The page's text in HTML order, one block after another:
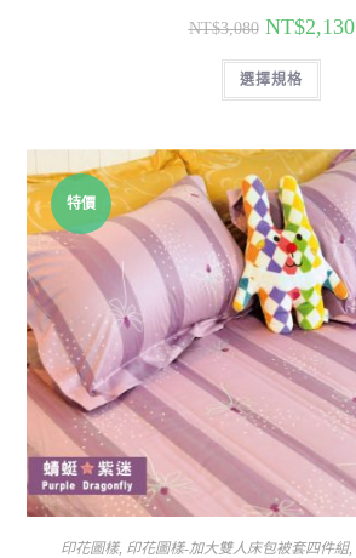
NT$3,080 NT$2,130
選擇規格
特價
印花圖樣, 印花圖樣-加大雙人床包被套四件組,